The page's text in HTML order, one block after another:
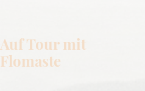
Auf Tour mit
Flomaste